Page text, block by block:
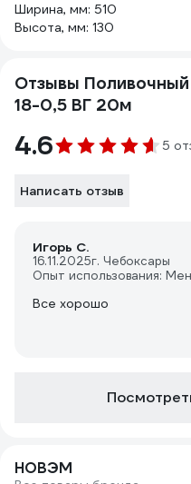
Ширина, мм: 510
Высота, мм: 130
Отзывы
18-0,5 ВГ 20м
4.6 5
Написать отзыв
Игорь С.
16.11.2025г. Чебоксары
Опыт использования:
Все хорошо
НОВЭМ